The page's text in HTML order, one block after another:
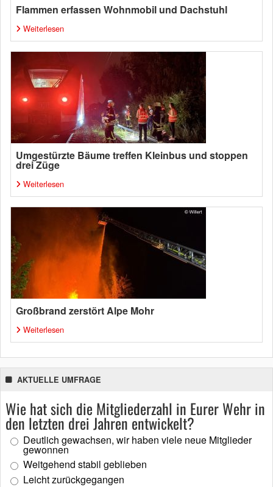
Flammen erfassen Wohnmobil und Dachstuhl
Weiterlesen
Umgestürzte Bäume treffen Kleinbus und stoppen
drei Züge
Weiterlesen
Großbrand zerstört Alpe Mohr
Weiterlesen
AKTUELLE UMFRAGE
Wie hat sich die Mitgliederzahl in Eurer Wehr in
den letzten drei Jahren entwickelt?
Deutlich gewachsen, wir haben viele neue Mitglieder
gewonnen
Weitgehend stabil geblieben
Leicht zurückgegangen